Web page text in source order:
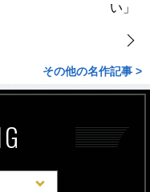
い」
その他の名作記事 >